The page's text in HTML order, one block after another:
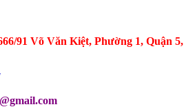
91 Võ Văn Kiệt, Phường 1, Quận 5,